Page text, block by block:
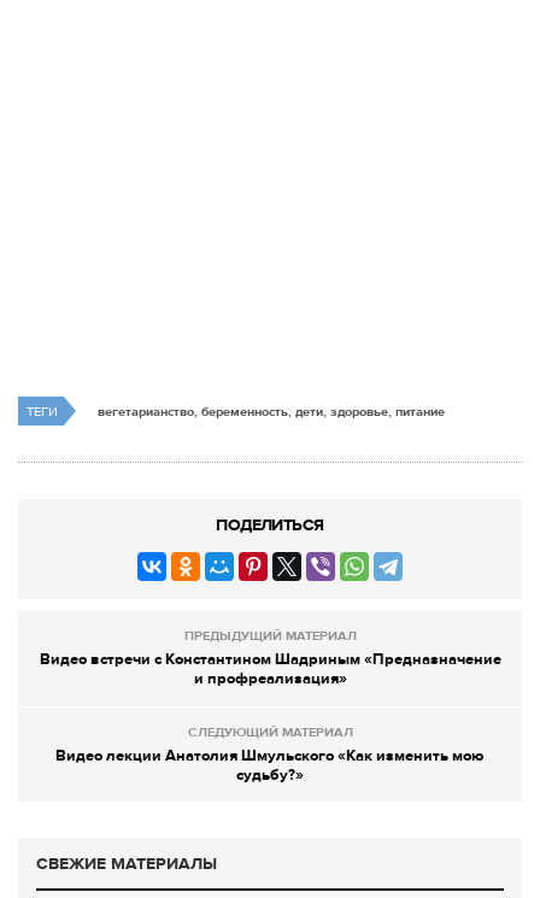
ТЕГИ вегетарианство, беременность, дети, здоровье, питание
ПОДЕЛИТЬСЯ
ПРЕДЫДУЩИЙ МАТЕРИАЛ
Видео встречи с Константином Шадриным «Предназначение
и профреализация»
СЛЕДУЮЩИЙ МАТЕРИАЛ
Видео лекции Анатолия Шмульского «Как изменить мою
судьбу?»
СВЕЖИЕ МАТЕРИАЛЫ